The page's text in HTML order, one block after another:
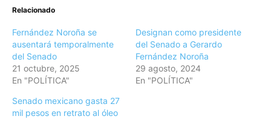
Relacionado
Fernández Noroña se
ausentará temporalmente
del Senado
21 octubre, 2025
En "POLÍTICA"
Designan como presidente
del Senado a Gerardo
Fernández Noroña
29 agosto, 2024
En "POLÍTICA"
Senado mexicano gasta 27
mil pesos en retrato al óleo